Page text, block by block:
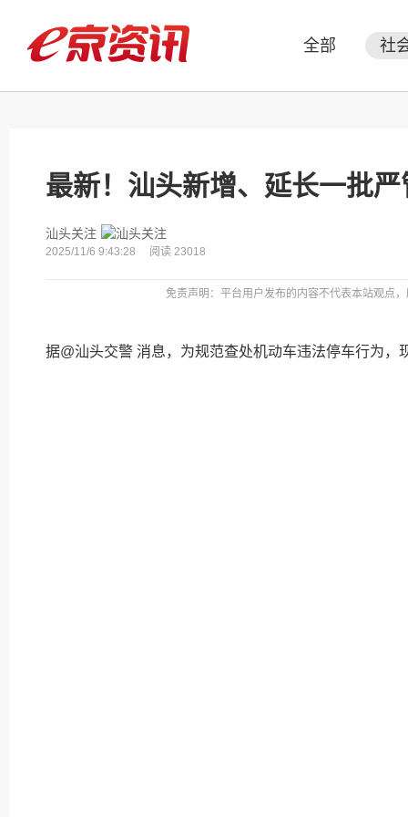
全部 社
最新！汕头新增、延长一批
汕头关注
2025/11/6 9:43:28 阅读 23018
免责声明：平台用户发布的内容不代表本站观点
据@汕头交警 消息，为规范查处机动车违法停车行为，